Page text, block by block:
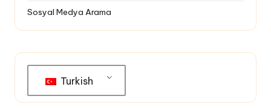
Sosyal Medya Arama
Turkish